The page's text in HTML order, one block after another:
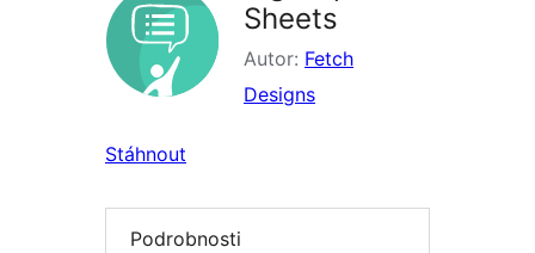
Sheets
Autor: Fetch
Designs
Stáhnout
Podrobnosti